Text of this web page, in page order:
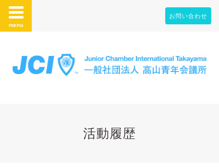
menu
お問い合わせ
活動履歴